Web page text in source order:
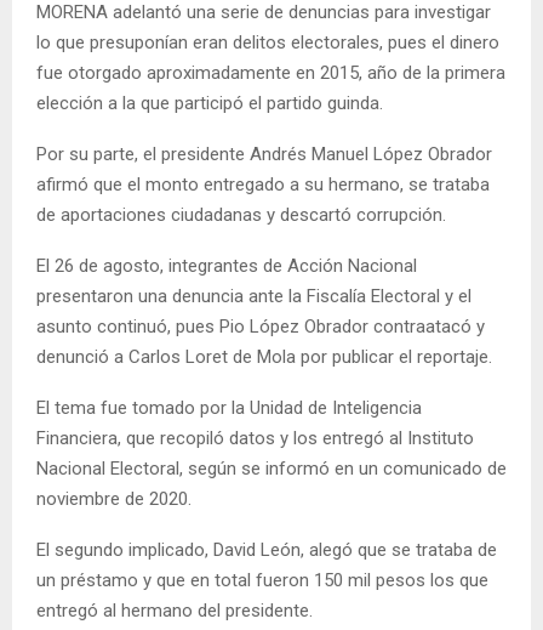
MORENA adelantó una serie de denuncias para investigar
lo que presuponían eran delitos electorales, pues el dinero
fue otorgado aproximadamente en 2015, año de la primera
elección a la que participó el partido guinda.
Por su parte, el presidente Andrés Manuel López Obrador
afirmó que el monto entregado a su hermano, se trataba
de aportaciones ciudadanas y descartó corrupción.
El 26 de agosto, integrantes de Acción Nacional
presentaron una denuncia ante la Fiscalía Electoral y el
asunto continuó, pues Pio López Obrador contraatacó y
denunció a Carlos Loret de Mola por publicar el reportaje.
El tema fue tomado por la Unidad de Inteligencia
Financiera, que recopiló datos y los entregó al Instituto
Nacional Electoral, según se informó en un comunicado de
noviembre de 2020.
El segundo implicado, David León, alegó que se trataba de
un préstamo y que en total fueron 150 mil pesos los que
entregó al hermano del presidente.